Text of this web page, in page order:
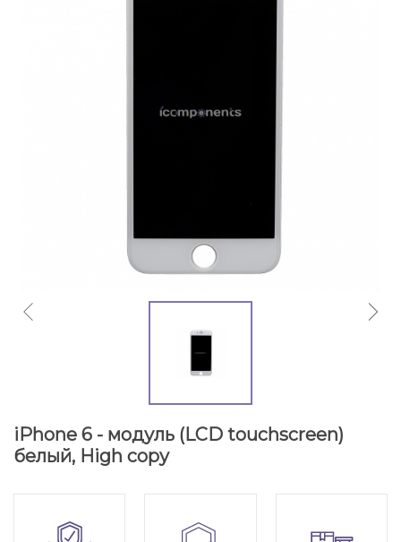
iPhone 6 - модуль (LCD touchscreen)
белый, High copy